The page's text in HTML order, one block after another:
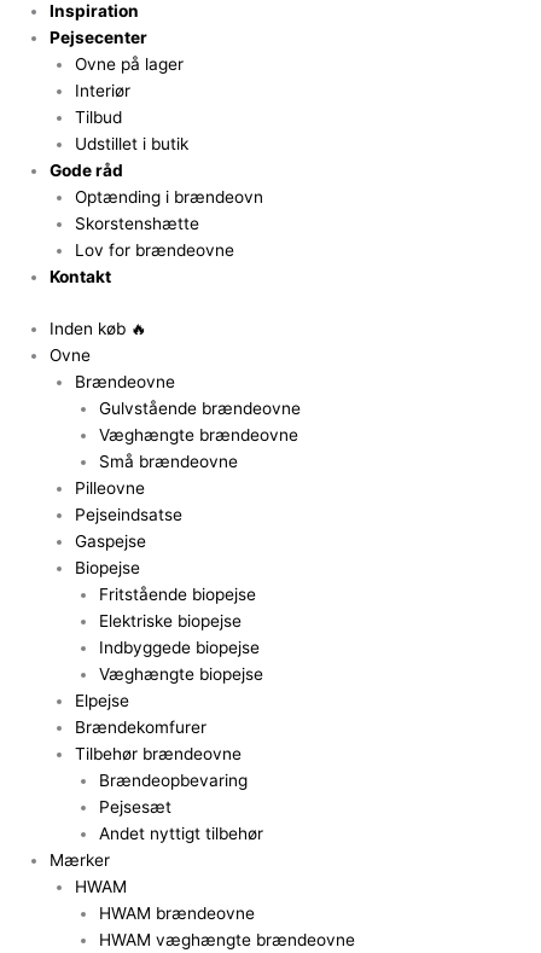
Inspiration
Pejsecenter
Ovne på lager
Interiør
Tilbud
Udstillet i butik
Gode råd
Optænding i brændeovn
Skorstenshætte
Lov for brændeovne
Kontakt
Inden køb 🔥
Ovne
Brændeovne
Gulvstående brændeovne
Væghængte brændeovne
Små brændeovne
Pilleovne
Pejseindsatse
Gaspejse
Biopejse
Fritstående biopejse
Elektriske biopejse
Indbyggede biopejse
Væghængte biopejse
Elpejse
Brændekomfurer
Tilbehør brændeovne
Brændeopbevaring
Pejsesæt
Andet nyttigt tilbehør
Mærker
HWAM
HWAM brændeovne
HWAM væghængte brændeovne